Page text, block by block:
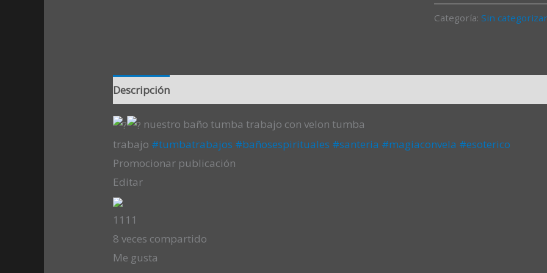
Categoría: Sin categorizar
Descripción
nuestro baño tumba trabajo con velon tumba
trabajo #tumbatrabajos #bañosespirituales #santeria #magiaconvela #esoterico
Promocionar publicación
Editar
11 11
8 veces compartido
Me gusta